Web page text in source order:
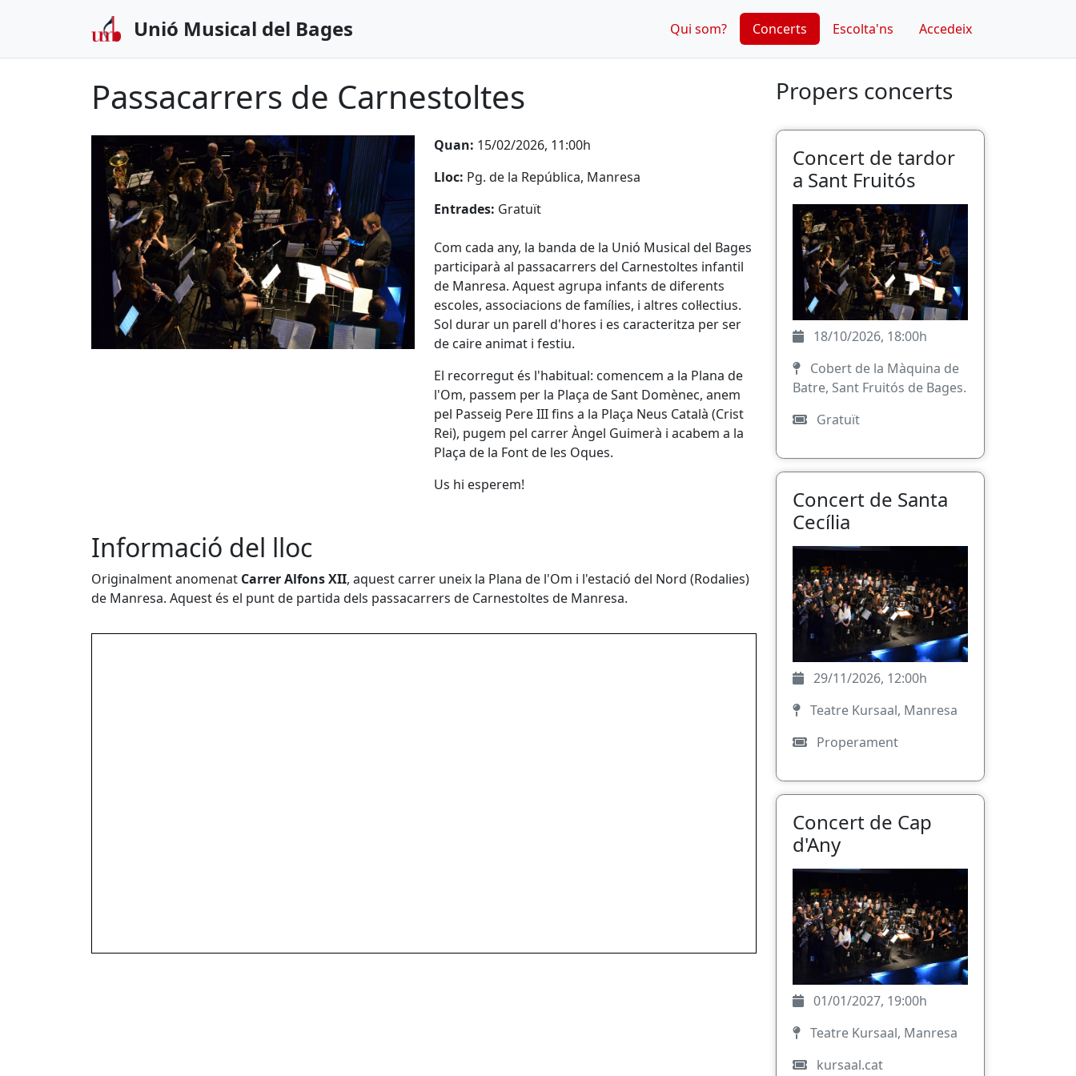
Unió Musical del Bages Qui som? Concerts Escolta'ns Accedeix
Passacarrers de Carnestoltes
Quan: 15/02/2026, 11:00h
Lloc: Pg. de la República, Manresa
Entrades: Gratuït
Com cada any, la banda de la Unió Musical del Bages
participarà al passacarrers del Carnestoltes infantil
de Manresa. Aquest agrupa infants de diferents
escoles, associacions de famílies, i altres col·lectius.
Sol durar un parell d'hores i es caracteritza per ser
de caire animat i festiu.
El recorregut és l'habitual: comencem a la Plana de
l'Om, passem per la Plaça de Sant Domènec, anem
pel Passeig Pere III fins a la Plaça Neus Català (Crist
Rei), pugem pel carrer Àngel Guimerà i acabem a la
Plaça de la Font de les Oques.
Us hi esperem!
Informació del lloc
Originalment anomenat Carrer Alfons XII, aquest carrer uneix la Plana de l'Om i l'estació del Nord (Rodalies)
de Manresa. Aquest és el punt de partida dels passacarrers de Carnestoltes de Manresa.
Propers concerts
Concert de tardor
a Sant Fruitós
18/10/2026, 18:00h
Cobert de la Màquina de
Batre, Sant Fruitós de Bages.
Gratuït
Concert de Santa
Cecília
29/11/2026, 12:00h
Teatre Kursaal, Manresa
Properament
Concert de Cap
d'Any
01/01/2027, 19:00h
Teatre Kursaal, Manresa
kursaal.cat